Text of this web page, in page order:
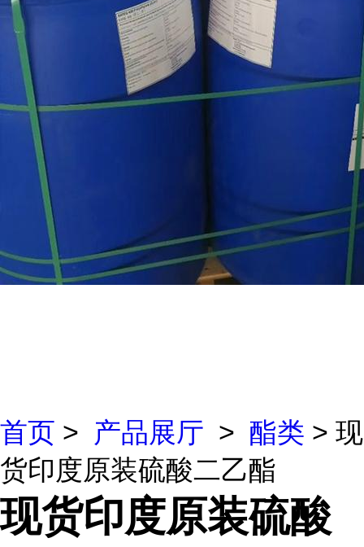
首页 > 产品展厅 > 酯类 > 现
货印度原装硫酸二乙酯
现货印度原装硫酸